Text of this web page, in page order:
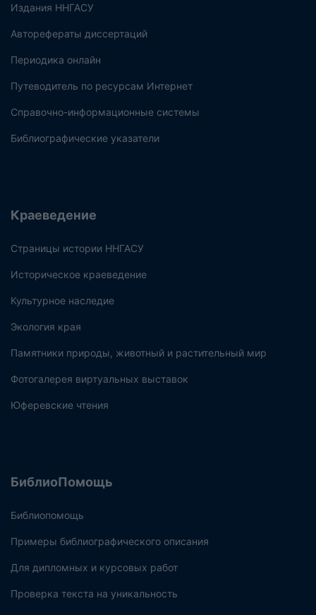
Издания ННГАСУ
Авторефераты диссертаций
Периодика онлайн
Путеводитель по ресурсам Интернет
Справочно-информационные системы
Библиографические указатели
Краеведение
Страницы истории ННГАСУ
Историческое краеведение
Культурное наследие
Экология края
Памятники природы, животный и растительный мир
Фотогалерея виртуальных выставок
Юферевские чтения
БиблиоПомощь
Библиопомощь
Примеры библиографического описания
Для дипломных и курсовых работ
Проверка текста на уникальность